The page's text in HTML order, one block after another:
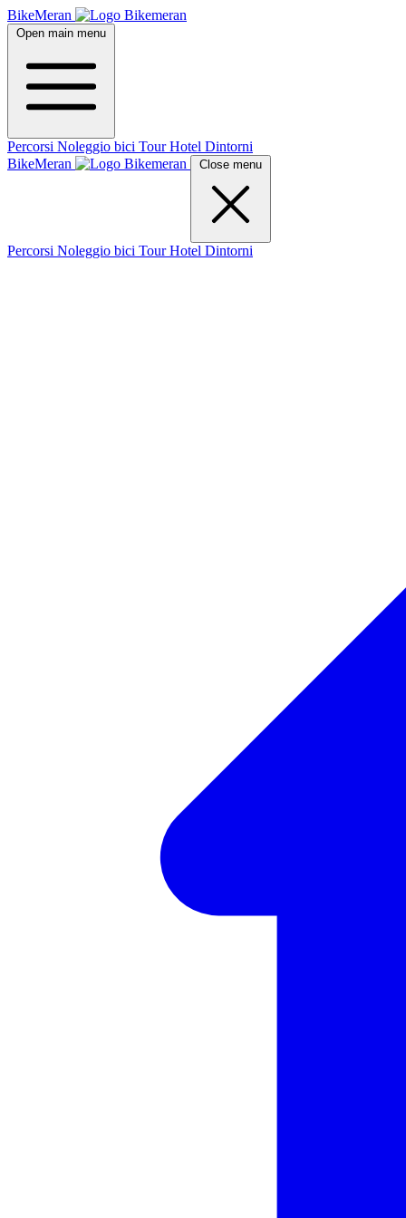
BikeMeran
Open main menu
Percorsi Noleggio bici TourHotel Dintorni
BikeMeran
Close menu
Percorsi Noleggio bici TourHotel Dintorni